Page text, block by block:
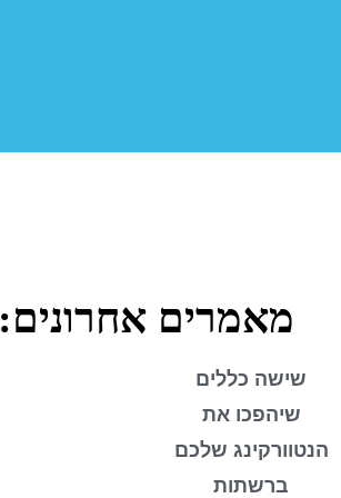
מאמרים אחרונים:
שישה כללים
שיהפכו את
הנטוורקינג שלכם
ברשתות